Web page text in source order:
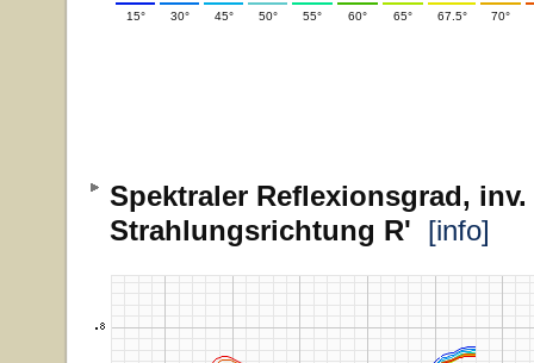
15° 30° 45° 50° 55° 60° 65° 67.5° 70°
Spektraler Reflexionsgrad, inv.
Strahlungsrichtung R' [info]